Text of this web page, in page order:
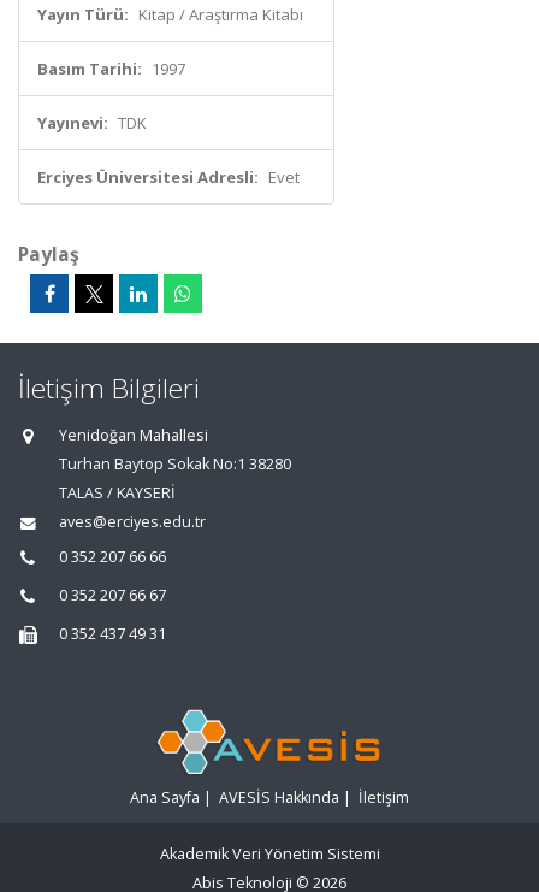
Yayın Türü: Kitap / Araştırma Kitabı
Basım Tarihi: 1997
Yayınevi: TDK
Erciyes Üniversitesi Adresli: Evet
Paylaş
İletişim Bilgileri
Yenidoğan Mahallesi
Turhan Baytop Sokak No:1 38280
TALAS / KAYSERİ
aves@erciyes.edu.tr
0 352 207 66 66
0 352 207 66 67
0 352 437 49 31
Ana Sayfa | AVESİS Hakkında | İletişim
Akademik Veri Yönetim Sistemi
Abis Teknoloji © 2026